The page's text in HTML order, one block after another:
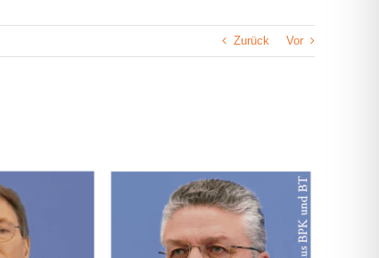
Zurück Vor